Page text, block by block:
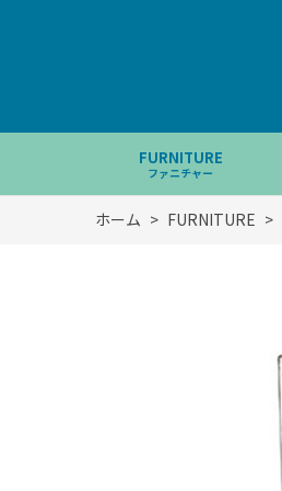
FURNITURE
ファニチャー
ホーム > FURNITURE >